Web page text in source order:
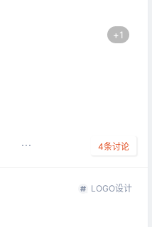
+1
4条讨论
LOGO设计